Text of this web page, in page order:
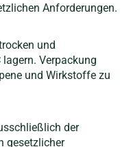
Anforderungen.
und
Verpackung
und Wirkstoffe zu
der
gesetzlicher